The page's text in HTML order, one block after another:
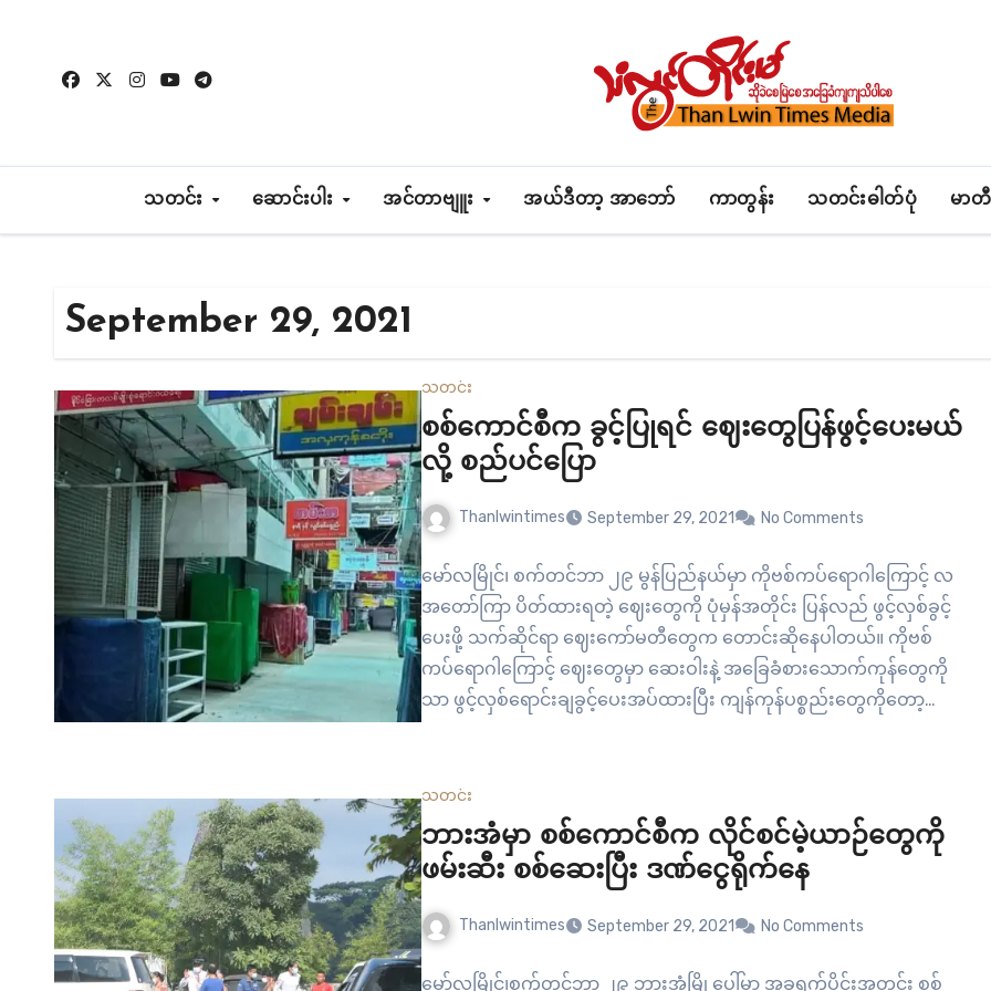
content
သတင်း ဆောင်းပါး အင်တာဗျူး အယ်ဒီတာ့ အာဘော် ကာတွန်း သတင်းဓါတ်ပုံ မာ
September 29, 2021
သတင်း
စစ်ကောင်စီက ခွင့်ပြုရင် ဈေးတွေပြန်ဖွင့်ပေးမယ်
လို့ စည်ပင်ပြော
Thanlwintimes September 29, 2021 No Comments
မော်လမြိုင်၊ စက်တင်ဘာ ၂၉ မွန်ပြည်နယ်မှာ ကိုဗစ်ကပ်ရောဂါကြောင့် လ
အတော်ကြာ ပိတ်ထားရတဲ့ ဈေးတွေကို ပုံမှန်အတိုင်း ပြန်လည် ဖွင့်လှစ်ခွင့်
ပေးဖို့ သက်ဆိုင်ရာ ဈေးကော်မတီတွေက တောင်းဆိုနေပါတယ်။ ကိုဗစ်
ကပ်ရောဂါကြောင့် ဈေးတွေမှာ ဆေးဝါးနဲ့ အခြေခံစားသောက်ကုန်တွေကို
သာ ဖွင့်လှစ်ရောင်းချခွင့်ပေးအပ်ထားပြီး ကျန်ကုန်ပစ္စည်းတွေကိုတော့
ရေး ကောင်စီကို တင်ပြထားတယ်လို့…
သတင်း
ဘားအံမှာ စစ်ကောင်စီက လိုင်စင်မဲ့ယာဉ်တွေကို
ဖမ်းဆီး စစ်ဆေးပြီး ဒဏ်ငွေရိုက်နေ
Thanlwintimes September 29, 2021 No Comments
မော်လမြိုင်၊စက်တင်ဘာ ၂၉ ဘားအံမြို့ပေါ်မှာ အခုရက်ပိုင်းအတွင်း စစ်